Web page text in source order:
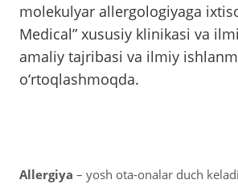
molekulyar allergologiyaga
Medical” xususiy klinikasi va
amaliy tajribasi va ilmiy
o‘rtoqlashmoqda.
Allergiya – yosh ota-onalar duch